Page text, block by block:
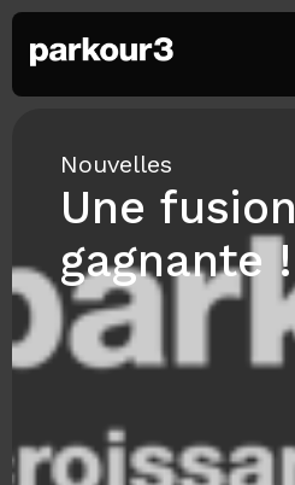
Nouvelles
Une fusion
gagnante !